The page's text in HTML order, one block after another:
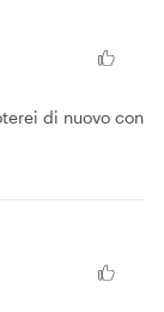
di nuovo con